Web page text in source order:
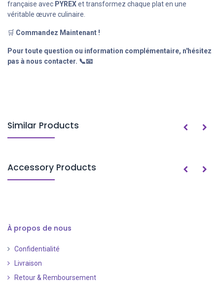
française avec PYREXet transformez chaque plat en une
véritable œuvre culinaire.
🛒 Commandez Maintenant !
Pour toute question ou information complémentaire, n'hésitez
pas à nous contacter. 📞📧
Similar Products
Accessory Products
À propos de nous
Confidentialité
Livraison
Retour & Remboursement